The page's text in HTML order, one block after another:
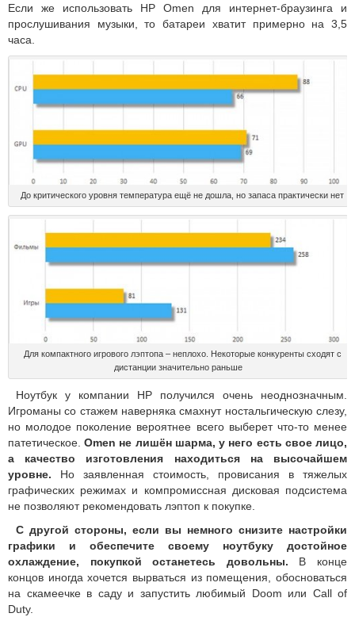
Если же использовать HP Omen для интернет-браузинга и
прослушивания музыки, то батареи хватит примерно на 3,5
часа.
До критического уровня температура ещё не дошла, но запаса практически нет
Для компактного игрового лэптопа – неплохо. Некоторые конкуренты сходят с
дистанции значительно раньше
Ноутбук у компании HP получился очень неоднозначным.
Игроманы со стажем наверняка смахнут ностальгическую слезу,
но молодое поколение вероятнее всего выберет что-то менее
патетическое.Omen не лишён шарма, у него есть свое лицо,
а качество изготовления находиться на высочайшем
уровне. Но заявленная стоимость, провисания в тяжелых
графических режимах и компромиссная дисковая подсистема
не позволяют рекомендовать лэптоп к покупке.
С другой стороны, если вы немного снизите настройки
графики и обеспечите своему ноутбуку достойное
охлаждение, покупкой останетесь довольны. В конце
концов иногда хочется вырваться из помещения, обосноваться
на скамеечке в саду и запустить любимый Doom или Call of
Duty.